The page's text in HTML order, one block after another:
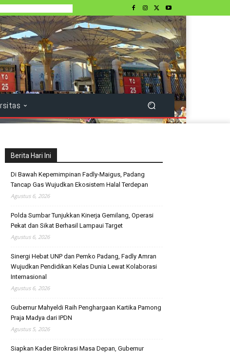
Berita Hari Ini
Di Bawah Kepemimpinan Fadly-Maigus, Padang
Tancap Gas Wujudkan Ekosistem Halal Terdepan
Agustus 6, 2026
Polda Sumbar Tunjukkan Kinerja Gemilang, Operasi
Pekat dan Sikat Berhasil Lampaui Target
Agustus 6, 2026
Sinergi Hebat UNP dan Pemko Padang, Fadly Amran
Wujudkan Pendidikan Kelas Dunia Lewat Kolaborasi
Internasional
Agustus 6, 2026
Gubernur Mahyeldi Raih Penghargaan Kartika Pamong
Praja Madya dari IPDN
Agustus 5, 2026
Siapkan Kader Birokrasi Masa Depan, Gubernur